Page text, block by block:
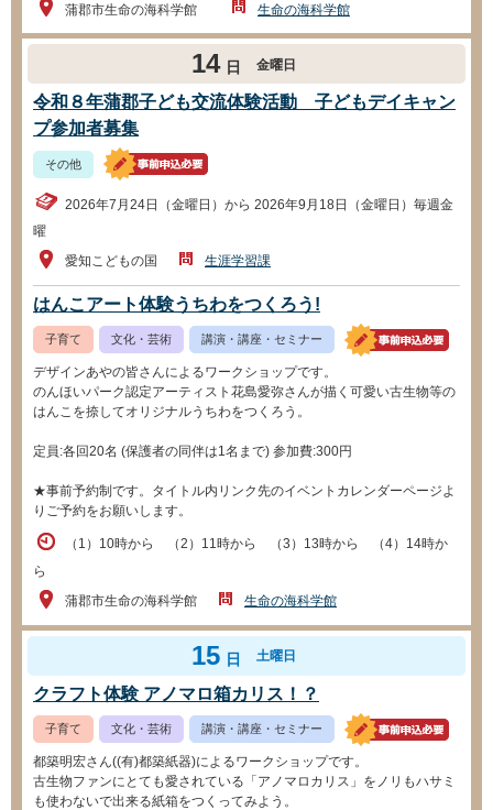
蒲郡市生命の海科学館 生命の海科学館
14 日 金曜日
令和８年蒲郡子ども交流体験活動 子どもデイキャン
プ参加者募集
その他
2026年7月24日（金曜日）から 2026年9月18日（金曜日）毎週金
曜
愛知こどもの国
生涯学習課
はんこアート体験うちわをつくろう!
子育て 文化・芸術 講演・講座・セミナー
デザインあやの皆さんによるワークショップです。
のんほいパーク認定アーティスト花島愛弥さんが描く可愛い古生物等の
はんこを捺してオリジナルうちわをつくろう。
定員:各回20名 (保護者の同伴は1名まで) 参加費:300円
★事前予約制です。タイトル内リンク先のイベントカレンダーページよ
りご予約をお願いします。
（1）10時から （2）11時から （3）13時から （4）14時か
ら
蒲郡市生命の海科学館
生命の海科学館
15 日 土曜日
クラフト体験 アノマロ箱カリス！？
子育て 文化・芸術 講演・講座・セミナー
都築明宏さん((有)都築紙器)によるワークショップです。
古生物ファンにとても愛されている「アノマロカリス」をノリもハサミ
も使わないで出来る紙箱をつくってみよう。